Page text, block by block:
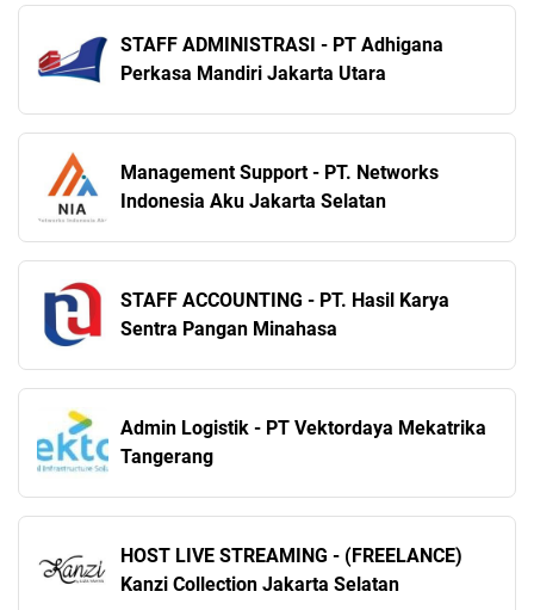
STAFF ADMINISTRASI - PT Adhigana
Perkasa Mandiri Jakarta Utara
Management Support - PT. Networks
Indonesia Aku Jakarta Selatan
STAFF ACCOUNTING - PT. Hasil Karya
Sentra Pangan Minahasa
Admin Logistik - PT Vektordaya Mekatrika
Tangerang
HOST LIVE STREAMING - (FREELANCE)
Kanzi Collection Jakarta Selatan